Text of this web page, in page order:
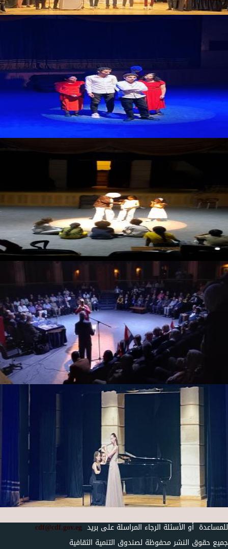
للمساعدة أو الأسئلة الرجاء المراسلة على بريد
جميع حقوق النشر محفوظة لصندوق التنمية الثقافية